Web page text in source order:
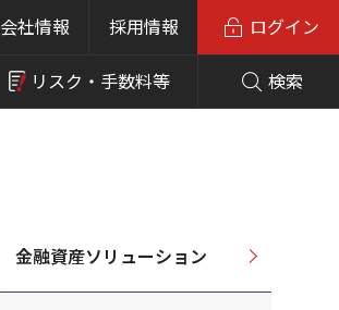
会社情報 採用情報
リスク・ 手数料等 検索
ログイン
金融資産ソリューション